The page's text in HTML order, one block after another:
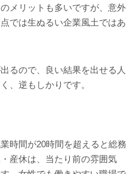
メリットも多いですが、意外
では生ぬるい企業風土ではあ
るので、良い結果を出せる人
、逆もしかりです。
時間が20時間を超えると総務
産休は、当たり前の雰囲気